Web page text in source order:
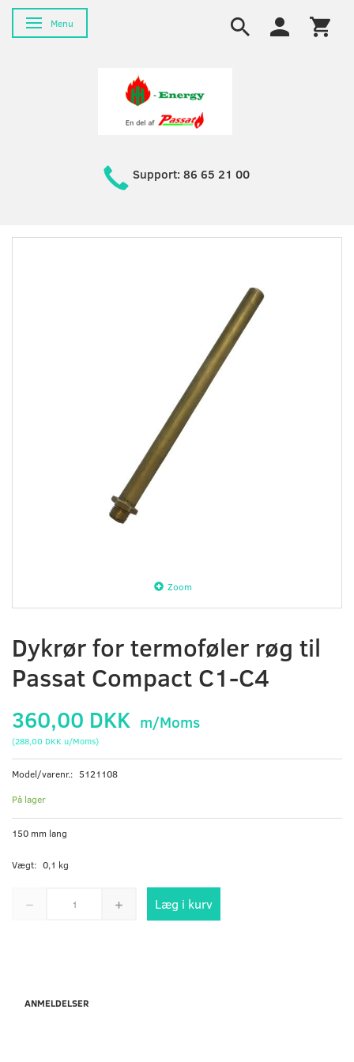
Skifte navigation
Menu
Support: 86 65 21 00
Zoom
Dykrør for termoføler røg til
Passat Compact C1-C4
360,00 DKK m/Moms
(288,00 DKK u/Moms)
Model/varenr.: 5121108
På lager
150 mm lang
Vægt: 0,1 kg
Læg i kurv
ANMELDELSER